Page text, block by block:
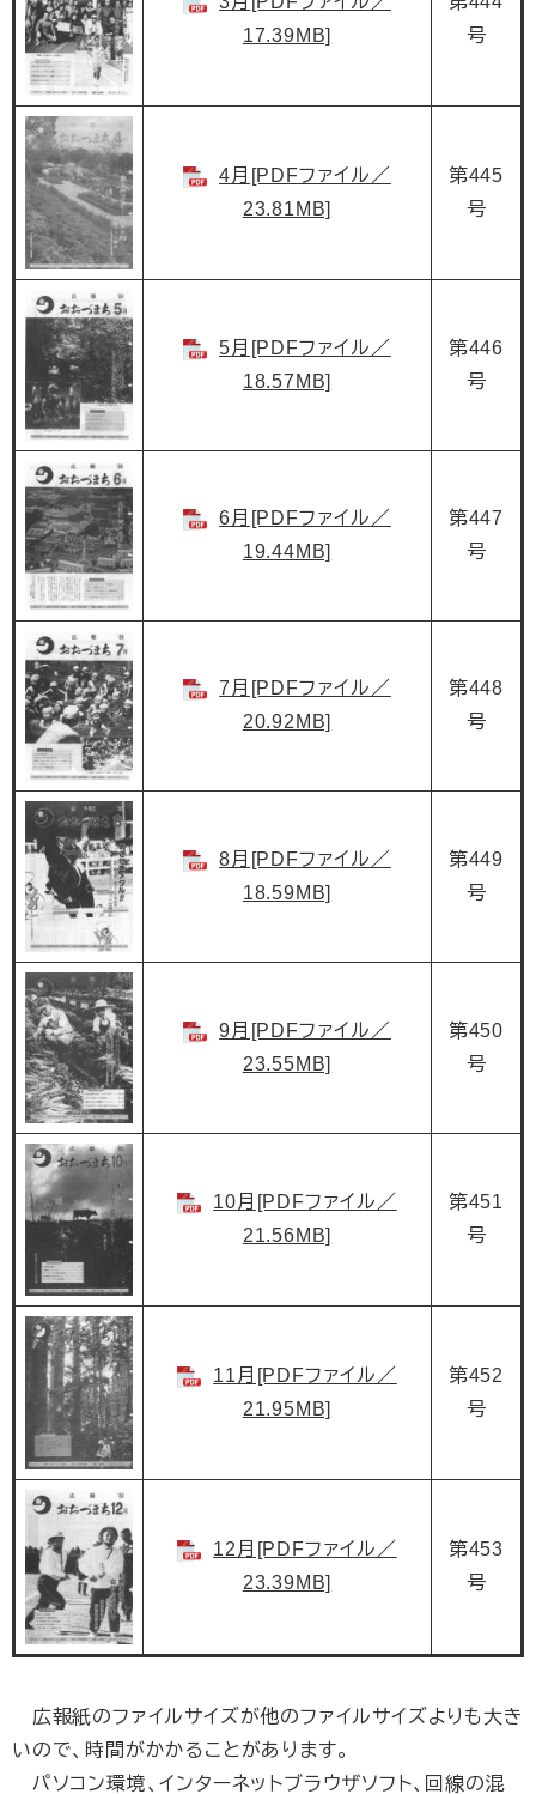
17.39MB]
号
4月[PDFファイル／
23.81MB]
第445
号
5月[PDFファイル／
18.57MB]
第446
号
6月[PDFファイル／
19.44MB]
第447
号
7月[PDFファイル／
20.92MB]
第448
号
8月[PDFファイル／
18.59MB]
第449
号
9月[PDFファイル／
23.55MB]
第450
号
10月[PDFファイル／
21.56MB]
第451
号
11月[PDFファイル／
21.95MB]
第452
号
12月[PDFファイル／
23.39MB]
第453
号
広報紙のファイルサイズが他のファイルサイズよりも大き
いので、時間がかかることがあります。
パソコン環境、インターネットブラウザソフト、回線の混